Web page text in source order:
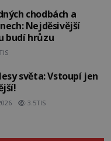
chodbách a
Nejděsivější
budí hrůzu
Vstoupí jen
3.5TIS